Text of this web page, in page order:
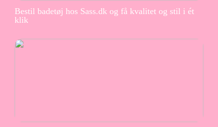
Bestil badetøj hos Sass.dk og få kvalitet og stil i ét
klik